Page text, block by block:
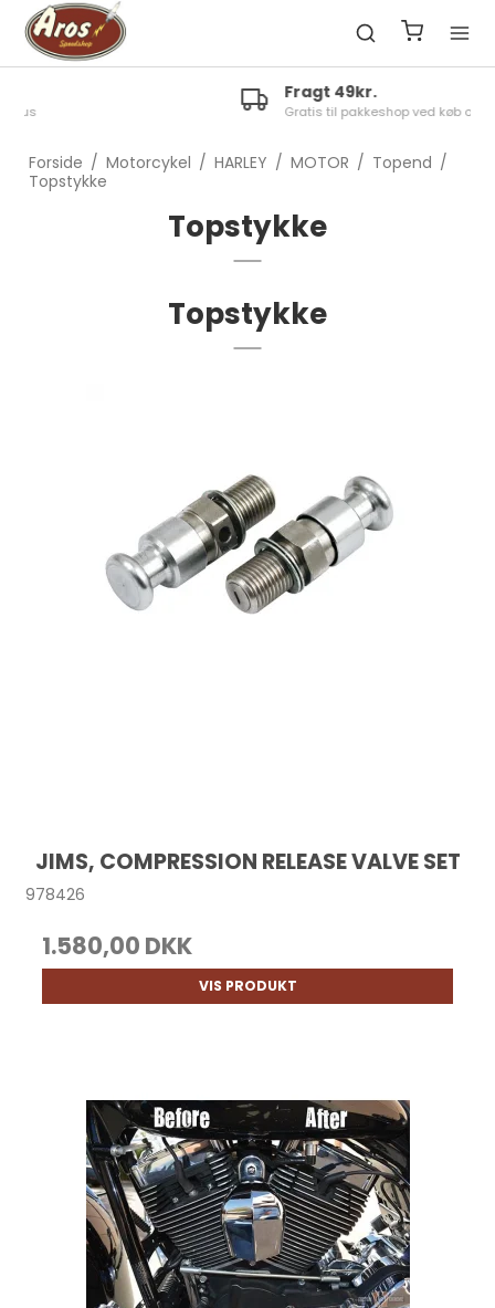
Gratis til pakkeshop ved køb over 1300kr.
Forside / Motorcykel / HARLEY / MOTOR / Topend /
Topstykke
Topstykke
Topstykke
JIMS, COMPRESSION RELEASE VALVE SET
978426
1.580,00 DKK
VIS PRODUKT